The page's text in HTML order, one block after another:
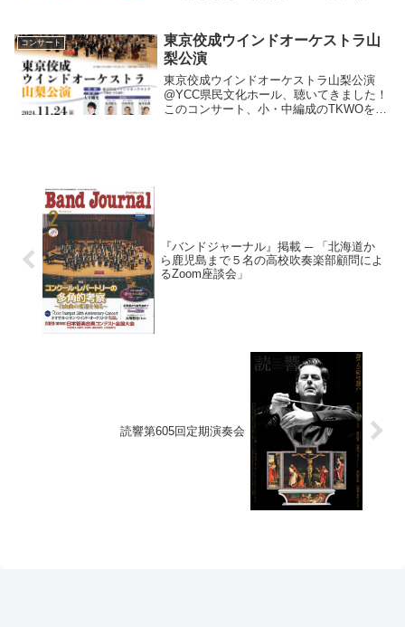
みをできている状態で聴けました。...
コンサート
東京佼成ウインドオーケストラ山
梨公演
東京佼成ウインドオーケストラ山梨公演
@YCC県民文化ホール、聴いてきました！
このコンサート、小・中編成のTKWOをた
『バンドジャーナル』掲載 ─ 「北海道か
ら鹿児島まで５名の高校吹奏楽部顧問によ
るZoom座談会」
読響第605回定期演奏会